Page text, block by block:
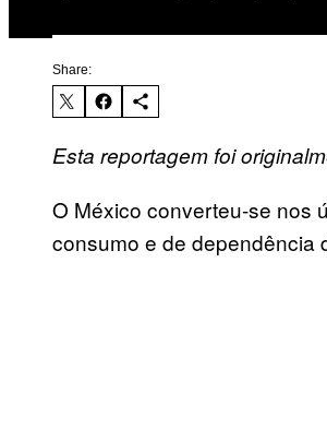
Share:
Esta reportagem foi
O México converteu-se nos
consumo e de dependência